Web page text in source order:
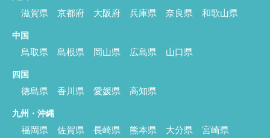
滋賀県 京都府 大阪府 兵庫県 奈良県 和歌山県
中国
鳥取県 島根県 岡山県 広島県 山口県
四国
徳島県 香川県 愛媛県 高知県
九州・沖縄
福岡県 佐賀県 長崎県 熊本県 大分県
宮崎県